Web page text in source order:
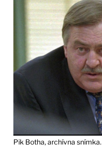
Pik Botha, archívna snímka.